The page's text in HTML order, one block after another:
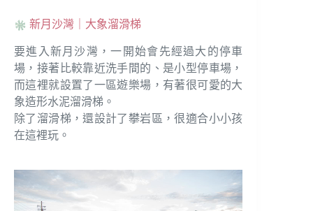
新月沙灣｜大象溜滑梯
要進入新月沙灣，一開始會先經過大的停車
場，接著比較靠近洗手間的、是小型停車場，
而這裡就設置了一區遊樂場，有著很可愛的大
象造形水泥溜滑梯。
除了溜滑梯，還設計了攀岩區，很適合小小孩
在這裡玩。